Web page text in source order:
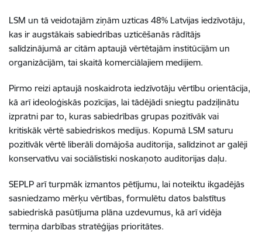
LSM un tā veidotajām ziņām uzticas 48% Latvijas iedzīvotāju,
kas ir augstākais sabiedrības uzticēšanās rādītājs
salīdzinājumā ar citām aptaujā vērtētajām institūcijām un
organizācijām, tai skaitā komerciālajiem medijiem.
Pirmo reizi aptaujā noskaidrota iedzīvotāju vērtību orientācija,
kā arī ideoloģiskās pozīcijas, lai tādējādi sniegtu padziļinātu
izpratni par to, kuras sabiedrības grupas pozitīvāk vai
kritiskāk vērtē sabiedriskos medijus. Kopumā LSM saturu
pozitīvāk vērtē liberāli domājoša auditorija, salīdzinot ar galēji
konservatīvu vai sociālistiski noskaņoto auditorijas daļu.
SEPLP arī turpmāk izmantos pētījumu, lai noteiktu ikgadējās
sasniedzamo mērķu vērtības, formulētu datos balstītus
sabiedriskā pasūtījuma plāna uzdevumus, kā arī vidēja
termiņa darbības stratēģijas prioritātes.